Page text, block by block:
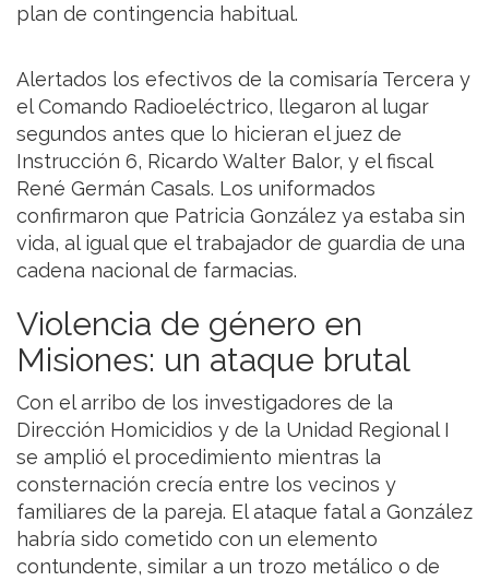
plan de contingencia habitual.
Alertados los efectivos de la comisaría Tercera y
el Comando Radioeléctrico, llegaron al lugar
segundos antes que lo hicieran el juez de
Instrucción 6, Ricardo Walter Balor, y el fiscal
René Germán Casals. Los uniformados
confirmaron que Patricia González ya estaba sin
vida, al igual que el trabajador de guardia de una
cadena nacional de farmacias.
Violencia de género en
Misiones: un ataque brutal
Con el arribo de los investigadores de la
Dirección Homicidios y de la Unidad Regional I
se amplió el procedimiento mientras la
consternación crecía entre los vecinos y
familiares de la pareja. El ataque fatal a González
habría sido cometido con un elemento
contundente, similar a un trozo metálico o de